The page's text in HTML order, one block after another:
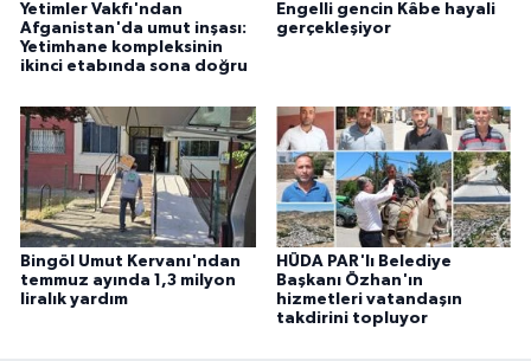
Yetimler Vakfı'ndan
Afganistan'da umut inşası:
Yetimhane kompleksinin
ikinci etabında sona doğru
Engelli gencin Kâbe hayali
gerçekleşiyor
Bingöl Umut Kervanı'ndan
temmuz ayında 1,3 milyon
liralık yardım
HÜDA PAR'lı Belediye
Başkanı Özhan'ın
hizmetleri vatandaşın
takdirini topluyor